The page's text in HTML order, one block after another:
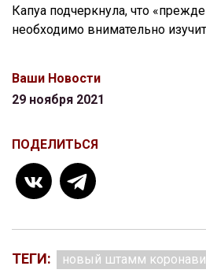
Капуа подчеркнула, что
необходимо внимательно
Ваши Новости
29 ноября 2021
ПОДЕЛИТЬСЯ
ТЕГИ: новый штамм